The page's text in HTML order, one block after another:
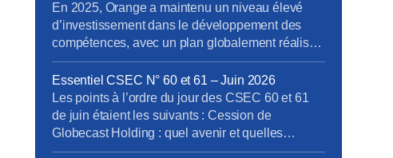
En 2025, Orange a maintenu un niveau élevé
d’investissement dans le développement des
compétences, avec un plan globalement réalisé
à 97% et un taux d’accès à la formation très
élevé. L’offre a été structurée autour de grandes
priorités stratégiques comme la cybersécurité, la
data et l’IA, la « softwarisation », la RSE, le
management et les compétences […]
Essentiel CSEC N° 60 et 61 – Juin 2026
Les points à l’ordre du jour des CSEC 60 et 61
de juin étaient les suivants : Cession de
Globecast Holding : quel avenir et quelles
garanties pour les salariés ? Orange Gardens –